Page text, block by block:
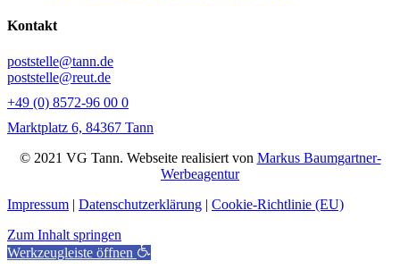
Kontakt
poststelle@tann.de
poststelle@reut.de
+49 (0) 8572-96 00 0
Marktplatz 6, 84367 Tann
© 2021 VG Tann. Webseite realisiert von Markus Baumgartner-
Werbeagentur
Impressum | Datenschutzerklärung | Cookie-Richtlinie (EU)
Zum Inhalt springen
Werkzeugleiste öffnen